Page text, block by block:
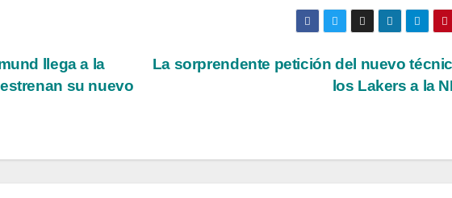
La sorprendente petición del nuevo
los Lakers a la
llega a la
su nuevo